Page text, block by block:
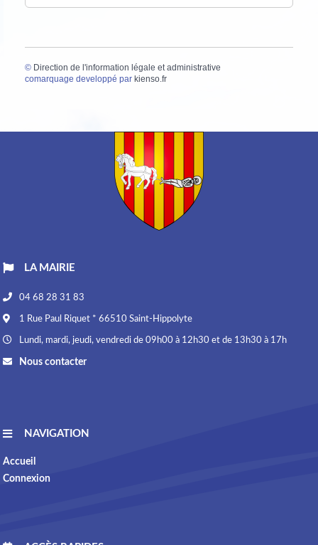
© Direction de l'information légale et administrative
comarquage developpé par kienso.fr
LA MAIRIE
04 68 28 31 83
1 Rue Paul Riquet * 66510 Saint-Hippolyte
Lundi, mardi, jeudi, vendredi de 09h00 à 12h30 et de 13h30 à 17h
Nous contacter
NAVIGATION
Accueil
Connexion